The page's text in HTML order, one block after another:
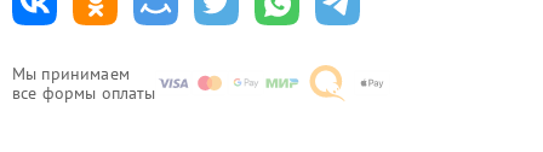
Мы принимаем
все формы оплаты